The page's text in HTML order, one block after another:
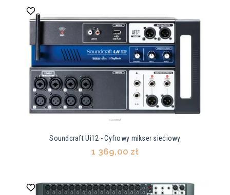
Soundcraft Ui12 - Cyfrowy mikser sieciowy
1 369,00 zł